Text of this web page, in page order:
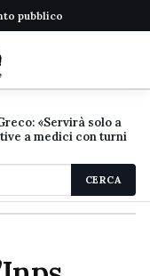
pubblico
«Servirà solo a
a medici con turni
CERCA